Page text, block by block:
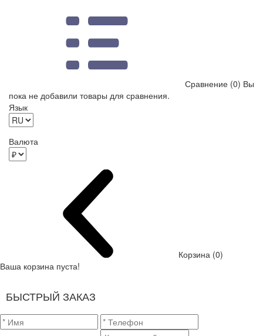
Сравнение (0) Вы
пока не добавили товары для сравнения.
Язык
Валюта
Корзина (0)
Ваша корзина пуста!
БЫСТРЫЙ ЗАКАЗ